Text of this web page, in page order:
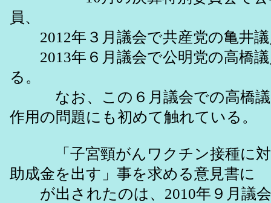
員、
2012年３月議会で共産党の亀井議
2013年６月議会で公明党の高橋議
る。
なお、この６月議会での高橋議
作用の問題にも初めて触れている。
「子宮頸がんワクチン接種に対
助成金を出す」事を求める意見書に
が出されたのは、2010年９月議会